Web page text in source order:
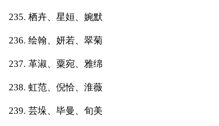
235. 栖卉、星姮、婉默
236. 绘翰、妍若、翠菊
237. 革淑、粟宛、雅绵
238. 虹范、倪恰、淮薇
239. 芸垛、毕曼、旬美